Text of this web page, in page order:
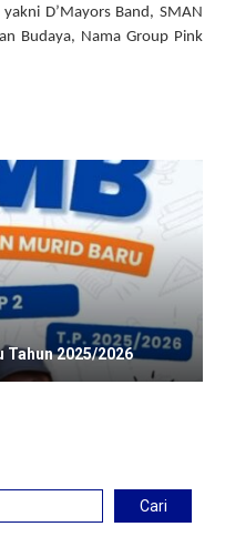
D’Mayors Band, SMAN
Budaya, Nama Group Pink
Tahun 2025/2026
Cari